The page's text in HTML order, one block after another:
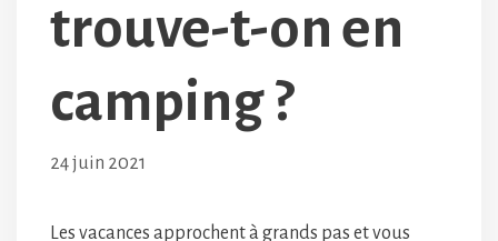
trouve-t-on en
camping ?
24 juin 2021
Les vacances approchent à grands pas et vous